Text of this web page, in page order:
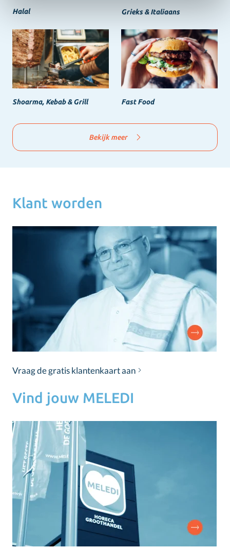
Halal Grieks & Italiaans
Shoarma, Kebab & Grill Fast Food
Bekijk meer
Klant worden
Vraag de gratis klantenkaart aan
Vind jouw MELEDI